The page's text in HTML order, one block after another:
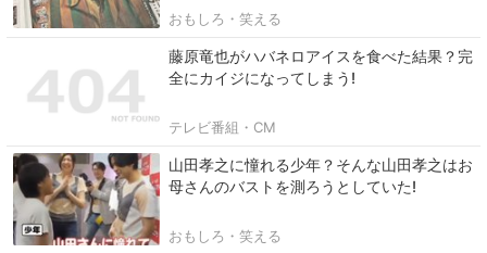
おもしろ・笑える
藤原竜也がハバネロアイスを食べた結果？完
全にカイジになってしまう!
テレビ番組・CM
山田孝之に憧れる少年？そんな山田孝之はお
母さんのバストを測ろうとしていた!
おもしろ・笑える